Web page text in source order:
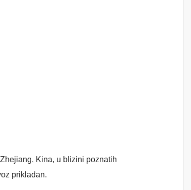
Kina, u blizini poznatih
prikladan.